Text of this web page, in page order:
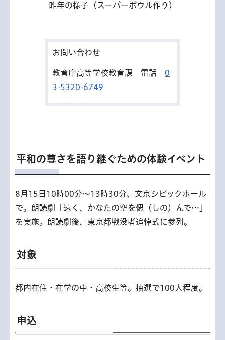
昨年の様子（スーパーボウル作り）
お問い合わせ
教育庁高等学校教育課 電話 0
3-5320-6749
平和の尊さを語り継ぐための体験イベント
8月15日10時00分～13時30分、文京シビックホール
で。朗読劇「遠く、かなたの空を偲（しの）んで…」
を実施。朗読劇後、東京都戦没者追悼式に参列。
対象
都内在住・在学の中・高校生等。抽選で100人程度。
申込